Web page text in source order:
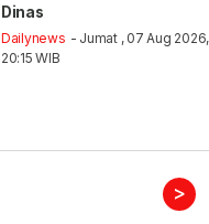
Dinas
Dailynews - Jumat , 07 Aug 2026,
20:15 WIB
>